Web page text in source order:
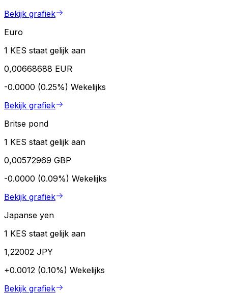
Bekijk grafiek
Euro
1 KES staat gelijk aan
0,00668688 EUR
-0.0000 (0.25%) Wekelijks
Bekijk grafiek
Britse pond
1 KES staat gelijk aan
0,00572969 GBP
-0.0000 (0.09%) Wekelijks
Bekijk grafiek
Japanse yen
1 KES staat gelijk aan
1,22002 JPY
+0.0012 (0.10%) Wekelijks
Bekijk grafiek